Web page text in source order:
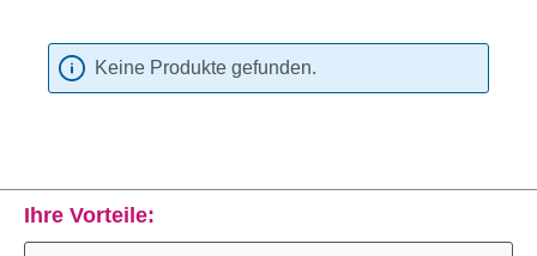
Keine Produkte gefunden.
Ihre Vorteile: